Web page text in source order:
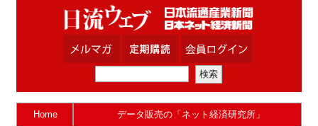
Home データ販売の「ネット経済研究所」